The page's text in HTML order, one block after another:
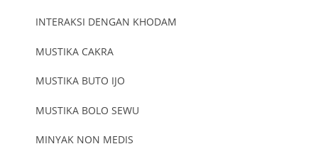
INTERAKSI DENGAN KHODAM
MUSTIKA CAKRA
MUSTIKA BUTO IJO
MUSTIKA BOLO SEWU
MINYAK NON MEDIS